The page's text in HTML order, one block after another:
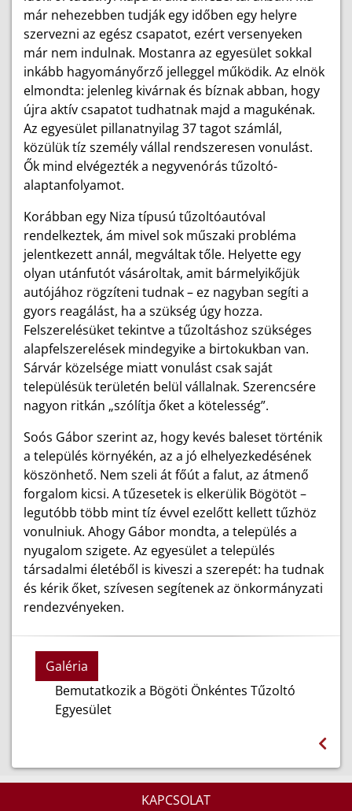
már nehezebben tudják egy időben egy helyre
szervezni az egész csapatot, ezért versenyeken
már nem indulnak. Mostanra az egyesület sokkal
inkább hagyományőrző jelleggel működik. Az elnök
elmondta: jelenleg kivárnak és bíznak abban, hogy
újra aktív csapatot tudhatnak majd a magukénak.
Az egyesület pillanatnyilag 37 tagot számlál,
közülük tíz személy vállal rendszeresen vonulást.
Ők mind elvégezték a negyvenórás tűzoltó-
alaptanfolyamot.
Korábban egy Niza típusú tűzoltóautóval
rendelkeztek, ám mivel sok műszaki probléma
jelentkezett annál, megváltak tőle. Helyette egy
olyan utánfutót vásároltak, amit bármelyikőjük
autójához rögzíteni tudnak – ez nagyban segíti a
gyors reagálást, ha a szükség úgy hozza.
Felszerelésüket tekintve a tűzoltáshoz szükséges
alapfelszerelések mindegyike a birtokukban van.
Sárvár közelsége miatt vonulást csak saját
településük területén belül vállalnak. Szerencsére
nagyon ritkán „szólítja őket a kötelesség”.
Soós Gábor szerint az, hogy kevés baleset történik
a település környékén, az a jó elhelyezkedésének
köszönhető. Nem szeli át főút a falut, az átmenő
forgalom kicsi. A tűzesetek is elkerülik Bögötöt –
legutóbb több mint tíz évvel ezelőtt kellett tűzhöz
vonulniuk. Ahogy Gábor mondta, a település a
nyugalom szigete. Az egyesület a település
társadalmi életéből is kiveszi a szerepét: ha tudnak
és kérik őket, szívesen segítenek az önkormányzati
rendezvényeken.
Galéria
Bemutatkozik a Bögöti Önkéntes Tűzoltó
Egyesület
KAPCSOLAT